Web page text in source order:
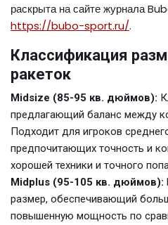
раскрыта на сайте журнала
https://bubo-sport.ru/.
Классификация
ракеток
Midsize (85-95 кв. дюймов):
предлагающий баланс между
Подходит для игроков
предпочитающих точность и
хорошей техники и точного
Midplus (95-105 кв. дюймов):
размер, обеспечивающий
повышенную мощность по